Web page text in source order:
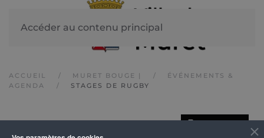
Accéder au contenu principal
ACCUEIL MURET BOUGE |
ÉVÉNEMENTS &
AGENDA
STAGES DE RUGBY